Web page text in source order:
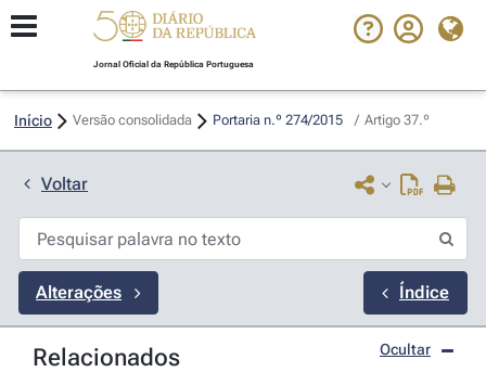
Jornal Oficial da República Portuguesa
Início Versão consolidada Portaria n.º 274/2015 / Artigo 37.º
Voltar
Alterações Índice
Relacionados Ocultar